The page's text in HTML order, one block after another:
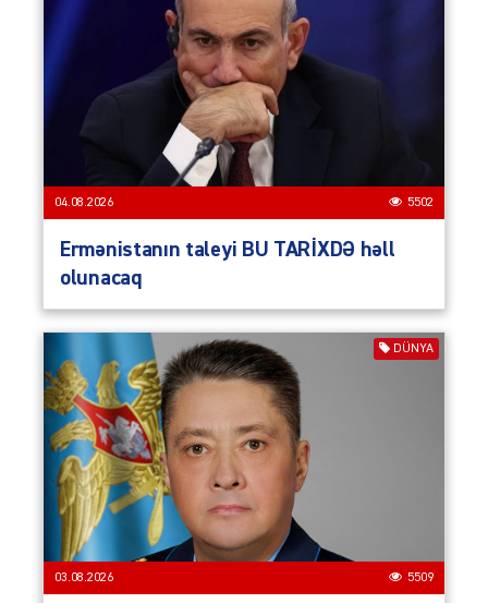
04.08.2026 5502
Ermənistanın taleyi BU TARİXDƏ həll
olunacaq
DÜNYA
03.08.2026 5509